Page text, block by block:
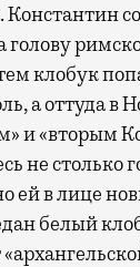
голову
клобук
а оттуда в
и «вторым
не столько
ей в лице
белый